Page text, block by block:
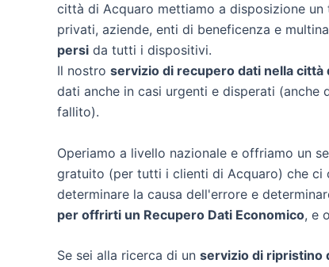
città di Acquaro mettiamo a disposizione
privati, aziende, enti di beneficenza e
persi da tutti i dispositivi.
Il nostro servizio di recupero dati nella città
dati anche in casi urgenti e disperati
fallito).
Operiamo a livello nazionale e offriamo un
gratuito (per tutti i clienti di Acquaro) che ci
determinare la causa dell'errore e
per offrirti un Recupero Dati Economico, e
Se sei alla ricerca di un servizio di ripristino